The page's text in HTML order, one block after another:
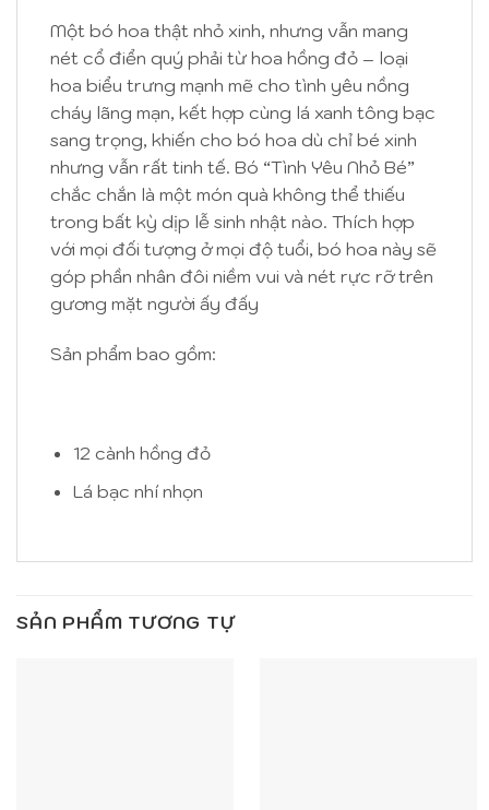
Một bó hoa thật nhỏ xinh, nhưng vẫn mang
nét cổ điển quý phải từ hoa hồng đỏ – loại
hoa biểu trưng mạnh mẽ cho tình yêu nồng
cháy lãng mạn, kết hợp cùng lá xanh tông bạc
sang trọng, khiến cho bó hoa dù chỉ bé xinh
nhưng vẫn rất tinh tế. Bó “Tình Yêu Nhỏ Bé”
chắc chắn là một món quà không thể thiếu
trong bất kỳ dịp lễ sinh nhật nào. Thích hợp
với mọi đối tượng ở mọi độ tuổi, bó hoa này sẽ
góp phần nhân đôi niềm vui và nét rực rỡ trên
gương mặt người ấy đấy
Sản phẩm bao gồm:
12 cành hồng đỏ
Lá bạc nhí nhọn
SẢN PHẨM TƯƠNG TỰ